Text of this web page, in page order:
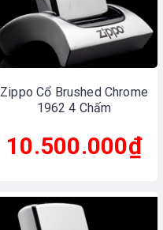
Zippo Cổ Brushed Chrome
1962 4 Chấm
10.500.000₫